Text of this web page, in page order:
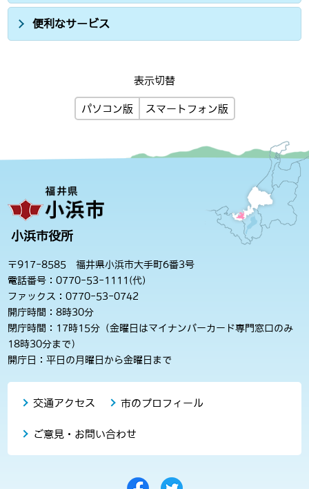
便利なサービス
表示切替
パソコン版 スマートフォン版
小浜市役所
〒917-8585 福井県小浜市大手町6番3号
電話番号：0770-53-1111(代)
ファックス：0770-53-0742
開庁時間：8時30分
閉庁時間：17時15分（金曜日はマイナンバーカード専門窓口のみ
18時30分まで）
開庁日：平日の月曜日から金曜日まで
交通アクセス 市のプロフィール
ご意見・お問い合わせ